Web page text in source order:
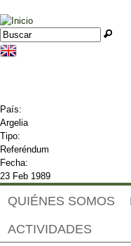
Jump to navigation
Formulario de
Buscar
País:
Argelia
Tipo:
Referéndum
Fecha:
23 Feb 1989
QUIÉNES SOMOS
ACTIVIDADES